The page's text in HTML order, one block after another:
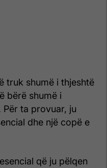
truk shumë i thjeshtë
bërë shumë i
ta provuar, ju
dhe një copë e
që ju pëlqen